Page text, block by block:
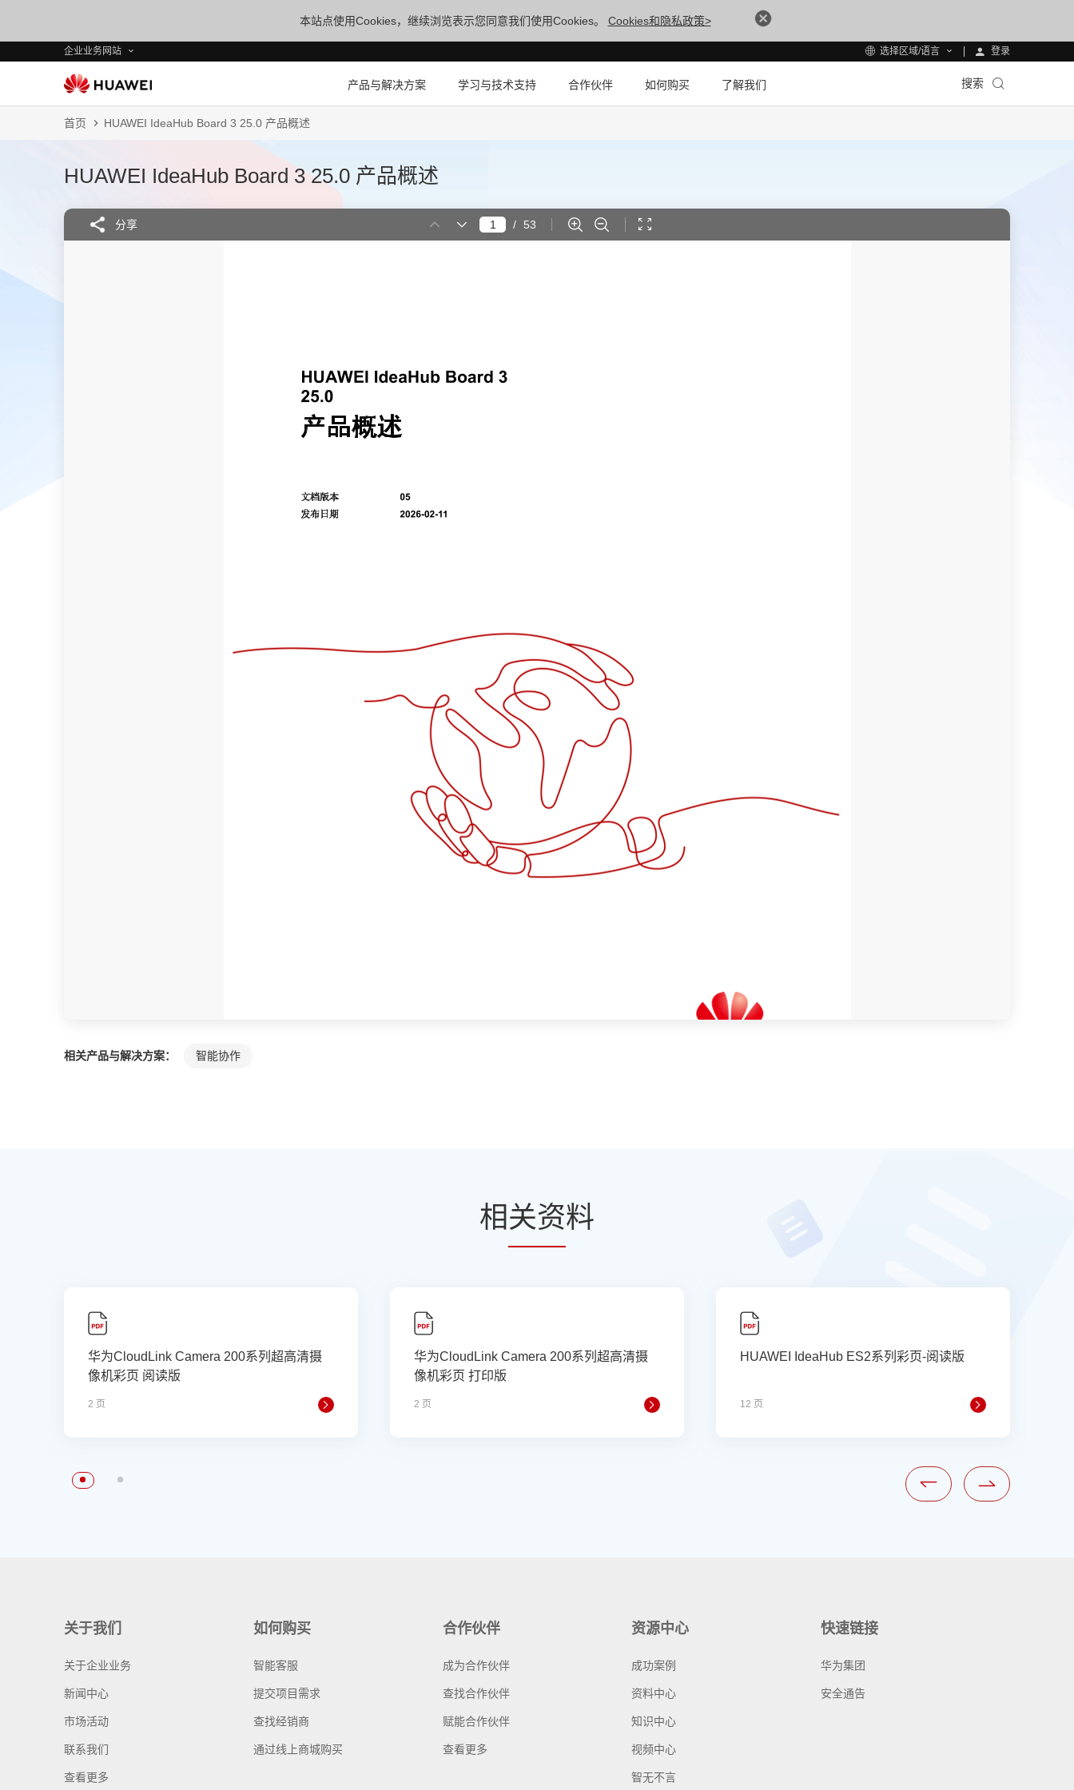
本站点使用Cookies，继续浏览表示您同意我们使用Cookies。 Cookies和隐私政策>
企业业务网站 选择区域/语言 登录
产品与解决方案 学习与技术支持 合作伙伴 如何购买 了解我们 搜索
首页 HUAWEI IdeaHub Board 3 25.0 产品概述
HUAWEI IdeaHub Board 3 25.0 产品概述
相关产品与解决方案： 智能协作
分享 / 53
相关资料
华为CloudLink Camera 200系列超高清摄
像机彩页 阅读版
2 页
华为CloudLink Camera 200系列超高清摄
像机彩页 打印版
2 页
HUAWEI IdeaHub ES2系列彩页-阅读版
12 页
关于我们
关于企业业务
新闻中心
市场活动
联系我们
查看更多
如何购买
智能客服
提交项目需求
查找经销商
通过线上商城购买
合作伙伴
成为合作伙伴
查找合作伙伴
赋能合作伙伴
查看更多
资源中心
成功案例
资料中心
知识中心
视频中心
智无不言
快速链接
华为集团
安全通告